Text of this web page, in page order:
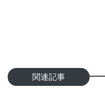
関連記事